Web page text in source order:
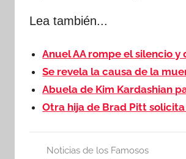
Lea también...
Anuel AA rompe el silencio
Se revela la causa de la
Abuela de Kim Kardashian
Otra hija de Brad Pitt
Noticias de los Famosos